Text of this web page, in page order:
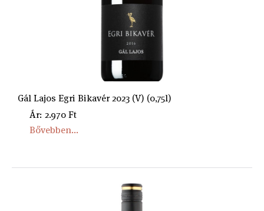
Gál Lajos Egri Bikavér 2023 (V) (0,75l)
Ár: 2.970 Ft
Bővebben...